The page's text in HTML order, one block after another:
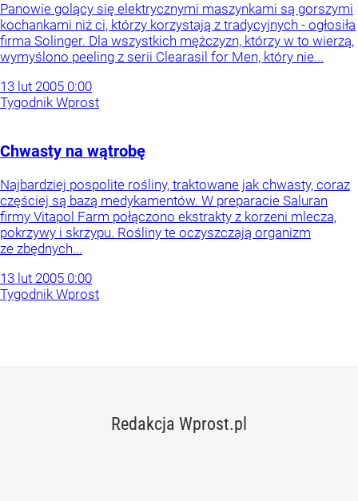
Panowie golący się elektrycznymi maszynkami są gorszymi
kochankami niż ci, którzy korzystają z tradycyjnych - ogłosiła
firma Solinger. Dla wszystkich mężczyzn, którzy w to wierzą,
wymyślono peeling z serii Clearasil for Men, który nie...
13 lut 2005 0:00
Tygodnik Wprost
Chwasty na wątrobę
Najbardziej pospolite rośliny, traktowane jak chwasty, coraz
częściej są bazą medykamentów. W preparacie Saluran
firmy Vitapol Farm połączono ekstrakty z korzeni mlecza,
pokrzywy i skrzypu. Rośliny te oczyszczają organizm
ze zbędnych...
13 lut 2005 0:00
Tygodnik Wprost
Redakcja Wprost.pl